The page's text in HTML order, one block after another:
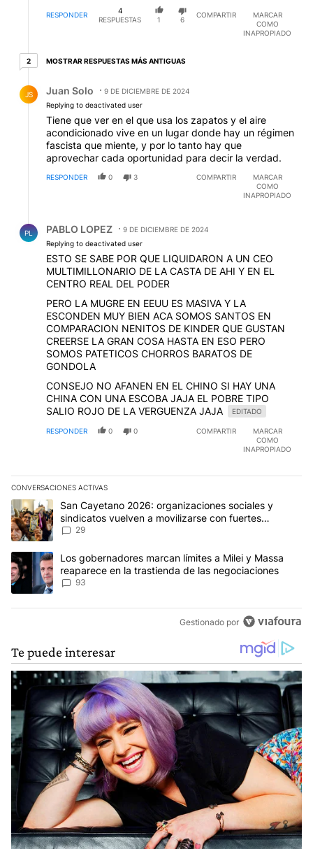
RESPONDER
4
RESPUESTAS
1 6
COMPARTIR
MARCAR
COMO
INAPROPIADO
22 respuestas más antiguas
MOSTRAR RESPUESTAS MÁS ANTIGUAS
JS Juan Solo
9 DE DICIEMBRE DE 2024
Replying to deactivated user
Tiene que ver en el que usa los zapatos y el aire
acondicionado vive en un lugar donde hay un régimen
fascista que miente, y por lo tanto hay que
aprovechar cada oportunidad para decir la verdad.
RESPONDER 0 3 COMPARTIR
MARCAR
COMO
INAPROPIADO
PL PABLO LOPEZ
9 DE DICIEMBRE DE 2024
Replying to deactivated user
ESTO SE SABE POR QUE LIQUIDARON A UN CEO
MULTIMILLONARIO DE LA CASTA DE AHI Y EN EL
CENTRO REAL DEL PODER
PERO LA MUGRE EN EEUU ES MASIVA Y LA
ESCONDEN MUY BIEN ACA SOMOS SANTOS EN
COMPARACION NENITOS DE KINDER QUE GUSTAN
CREERSE LA GRAN COSA HASTA EN ESO PERO
SOMOS PATETICOS CHORROS BARATOS DE
GONDOLA
CONSEJO NO AFANEN EN EL CHINO SI HAY UNA
CHINA CON UNA ESCOBA JAJA EL POBRE TIPO
SALIO ROJO DE LA VERGUENZA JAJA
EDITADO
RESPONDER 0 0 COMPARTIR
MARCAR
COMO
INAPROPIADO
CONVERSACIONES ACTIVAS
Este listado muestra los artículos con más comentarios en los
Un artículo de tendencia con el título "San Cayetano 2026:
San Cayetano 2026: organizaciones sociales y
sindicatos vuelven a movilizarse con fuertes
reclamos al Gobierno
29
Un artículo de tendencia con el título "Los gobernadores
Los gobernadores marcan límites a Milei y Massa
reaparece en la trastienda de las negociaciones
93
Gestionado por